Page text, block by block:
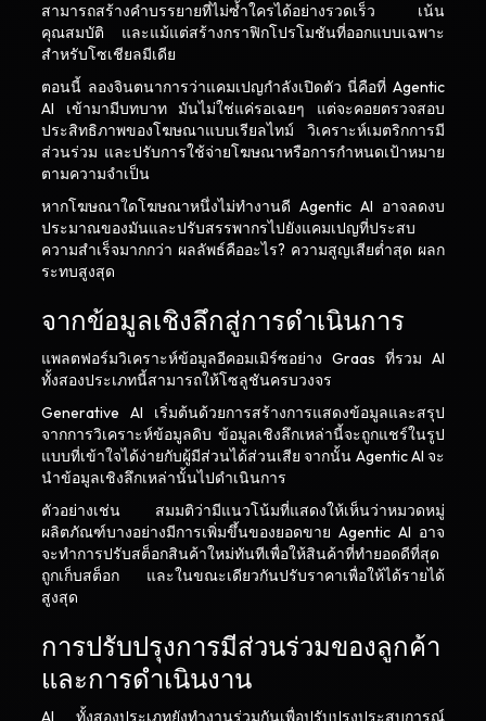
สามารถสร้างคำบรรยายที่ไม่ซ้ำใครได้อย่างรวดเร็ว เน้น
คุณสมบัติ และแม้แต่สร้างกราฟิกโปรโมชันที่ออกแบบเฉพาะ
สำหรับโซเชียลมีเดีย
ตอนนี้ ลองจินตนาการว่าแคมเปญกำลังเปิดตัว นี่คือที่ Agentic
AI เข้ามามีบทบาท มันไม่ใช่แค่รอเฉยๆ แต่จะคอยตรวจสอบ
ประสิทธิภาพของโฆษณาแบบเรียลไทม์ วิเคราะห์เมตริกการมี
ส่วนร่วม และปรับการใช้จ่ายโฆษณาหรือการกำหนดเป้าหมาย
ตามความจำเป็น
หากโฆษณาใดโฆษณาหนึ่งไม่ทำงานดี Agentic AI อาจลดงบ
ประมาณของมันและปรับสรรพากรไปยังแคมเปญที่ประสบ
ความสำเร็จมากกว่า ผลลัพธ์คืออะไร? ความสูญเสียต่ำสุด ผลก
ระทบสูงสุด
จากข้อมูลเชิงลึกสู่การดำเนินการ
แพลตฟอร์มวิเคราะห์ข้อมูลอีคอมเมิร์ซอย่าง Graas ที่รวม AI
ทั้งสองประเภทนี้สามารถให้โซลูชันครบวงจร
Generative AI เริ่มต้นด้วยการสร้างการแสดงข้อมูลและสรุป
จากการวิเคราะห์ข้อมูลดิบ ข้อมูลเชิงลึกเหล่านี้จะถูกแชร์ในรูป
แบบที่เข้าใจได้ง่ายกับผู้มีส่วนได้ส่วนเสีย จากนั้น Agentic AI จะ
นำข้อมูลเชิงลึกเหล่านั้นไปดำเนินการ
ตัวอย่างเช่น สมมติว่ามีแนวโน้มที่แสดงให้เห็นว่าหมวดหมู่
ผลิตภัณฑ์บางอย่างมีการเพิ่มขึ้นของยอดขาย Agentic AI อาจ
จะทำการปรับสต็อกสินค้าใหม่ทันทีเพื่อให้สินค้าที่ทำยอดดีที่สุด
ถูกเก็บสต็อก และในขณะเดียวกันปรับราคาเพื่อให้ได้รายได้
สูงสุด
การปรับปรุงการมีส่วนร่วมของลูกค้า
และการดำเนินงาน
AI ทั้งสองประเภทยังทำงานร่วมกันเพื่อปรับปรุงประสบการณ์